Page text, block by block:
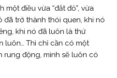
một điều vừa “đắt đỏ”, vừa
đã trở thành thói quen, khi nó
khi nó đã luôn là thứ
luôn… Thì chỉ cần có một
rung động, mình sẽ luôn có